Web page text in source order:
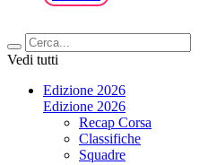
Vedi tutti
Edizione 2026
Edizione 2026
Recap Corsa
Classifiche
Squadre